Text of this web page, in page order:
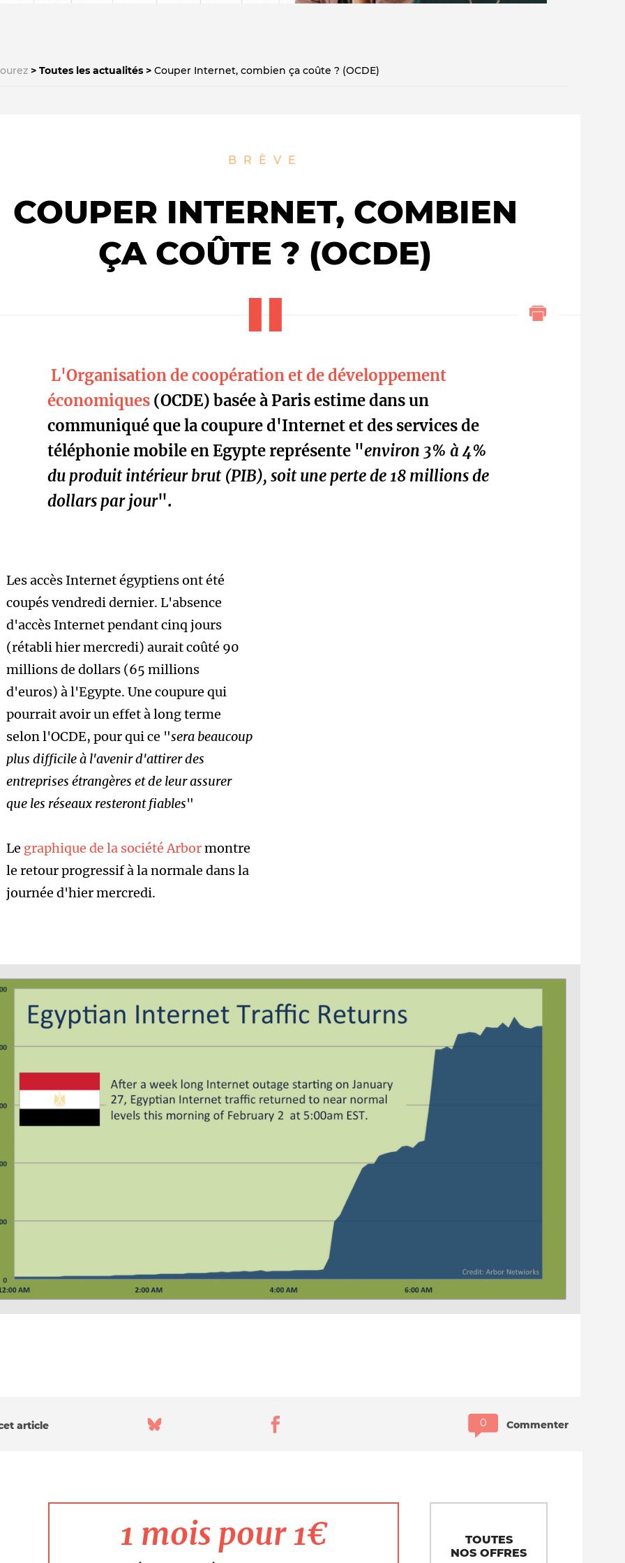
L'équipe
Toutes les actualités Couper Internet, combien ça coûte ? (OCDE)
BRÈVE
COUPER INTERNET, COMBIEN
ÇA COÛTE ? (OCDE)
L'Organisation de coopération et de développement
économiques (OCDE) basée à Paris estime dans un
communiqué que la coupure d'Internet et des services de
téléphonie mobile en Egypte représente "environ 3% à 4%
du produit intérieur brut (PIB), soit une perte de 18 millions de
dollars par jour".
Les accès Internet égyptiens ont été
coupés vendredi dernier. L'absence
d'accès Internet pendant cinq jours
(rétabli hier mercredi) aurait coûté 90
millions de dollars (65 millions
d'euros)à l'Egypte. Une coupure qui
pourrait avoir un effet à long terme
selon l'OCDE, pour qui ce "sera beaucoup
plus difficile à l'avenir d'attirer des
entreprises étrangères et de leur assurer
que les réseaux resteront fiables"
Le graphique de la société Arbormontre
le retour progressif à la normale dans la
journée d'hier mercredi.
article Commenter
1 mois pour 1€
TOUTES
NOS OFFRES